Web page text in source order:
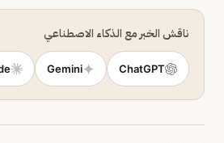
ناقش الخبر مع الذكاء الاصطناعي
ChatGPT
Gemini